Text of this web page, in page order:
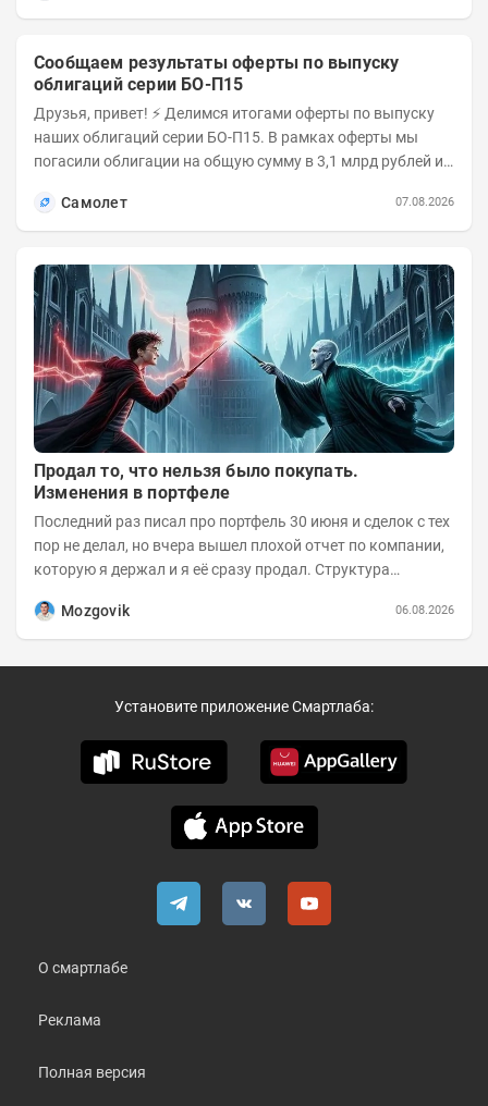
Сообщаем результаты оферты по выпуску
облигаций серии БО-П15
Друзья, привет! ⚡️ Делимся итогами оферты по выпуску
наших облигаций серии БО-П15. В рамках оферты мы
погасили облигации на общую сумму в 3,1 млрд рублей из
Самолет
07.08.2026
Продал то, что нельзя было покупать.
Изменения в портфеле
Последний раз писал про портфель 30 июня и сделок с тех
пор не делал, но вчера вышел плохой отчет по компании,
которую я держал и я её сразу продал. Структура
Mozgovik
06.08.2026
Установите приложение Смартлаба:
О смартлабе
Реклама
Полная версия